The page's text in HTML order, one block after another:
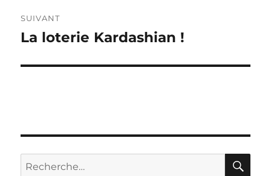
SUIVANT
Publication
La loterie Kardashian !
Recherche